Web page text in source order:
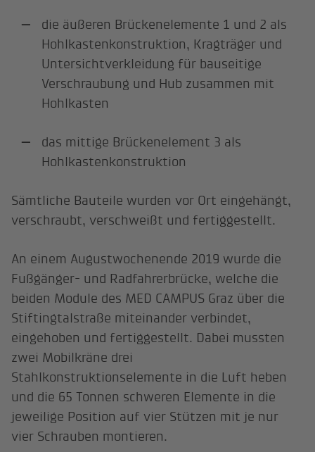
die äußeren Brückenelemente 1 und 2 als
Hohlkastenkonstruktion, Kragträger und
Untersichtverkleidung für bauseitige
Verschraubung und Hub zusammen mit
Hohlkasten
das mittige Brückenelement 3 als
Hohlkastenkonstruktion
Sämtliche Bauteile wurden vor Ort eingehängt,
verschraubt, verschweißt und fertiggestellt.
An einem Augustwochenende 2019 wurde die
Fußgänger- und Radfahrerbrücke, welche die
beiden Module des MED CAMPUS Graz über die
Stiftingtalstraße miteinander verbindet,
eingehoben und fertiggestellt. Dabei mussten
zwei Mobilkräne drei
Stahlkonstruktionselemente in die Luft heben
und die 65 Tonnen schweren Elemente in die
jeweilige Position auf vier Stützen mit je nur
vier Schrauben montieren.